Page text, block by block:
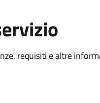
requisiti e altre